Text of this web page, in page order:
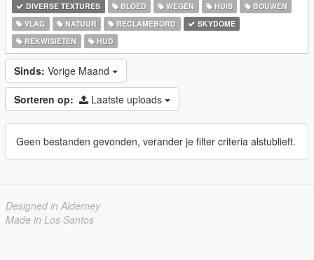
DIVERSE TEXTURES BLOED WEGEN HUIS
BOUWEN
VLAG
NATUUR RECLAMEBORD
SKYDOME
REKWISIETEN
HUD
Sinds: Vorige Maand
Sorteren op: Laatste uploads
Geen bestanden gevonden, verander je filter criteria alstublieft.
Designed in Alderney
Made in Los Santos